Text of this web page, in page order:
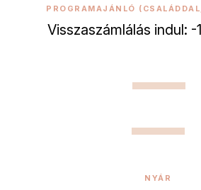
PROGRAMAJÁNLÓ
Visszaszámlálás indul: -
NYÁR